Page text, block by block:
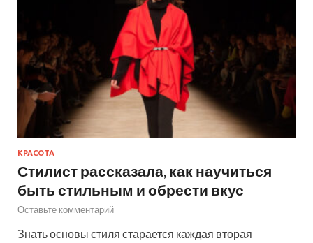
КРАСОТА
Стилист рассказала, как научиться
быть стильным и обрести вкус
Оставьте комментарий
Знать основы стиля старается каждая вторая